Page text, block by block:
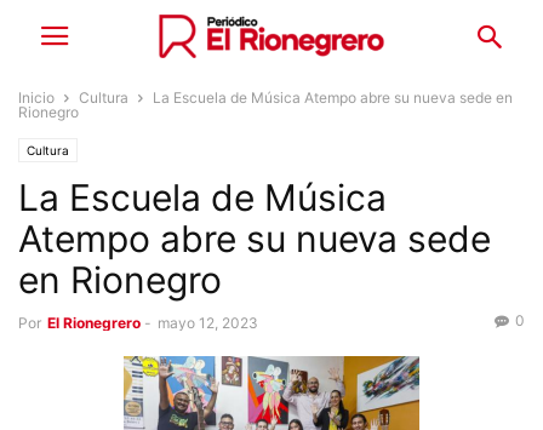
Inicio Cultura
La Escuela de Música Atempo abre su nueva sede en
Rionegro
Cultura
La Escuela de Música
Atempo abre su nueva sede
en Rionegro
Por El Rionegrero - mayo 12, 2023 0